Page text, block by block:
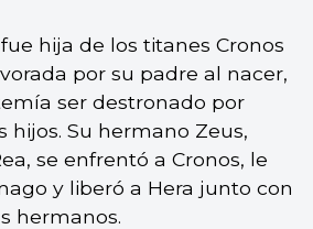
fue hija de los titanes Cronos
por su padre al nacer,
ser destronado por
hijos. Su hermano Zeus,
se enfrentó a Cronos, le
y liberó a Hera junto con
hermanos.